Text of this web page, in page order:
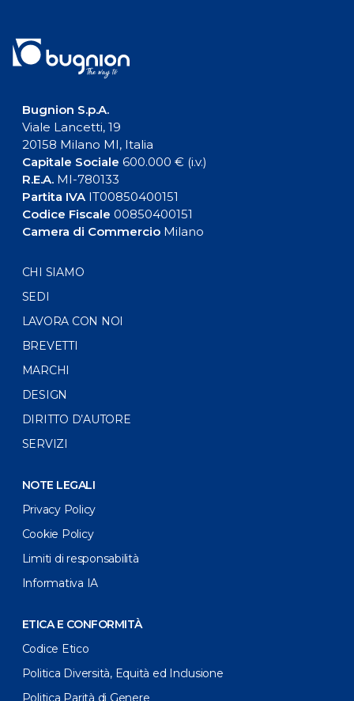
Bugnion S.p.A.
Viale Lancetti, 19
20158 Milano MI, Italia
Capitale Sociale 600.000 € (i.v.)
R.E.A.MI-780133
Partita IVAIT00850400151
Codice Fiscale 00850400151
Camera di CommercioMilano
CHI SIAMO
SEDI
LAVORA CON NOI
BREVETTI
MARCHI
DESIGN
DIRITTO D’AUTORE
SERVIZI
NOTE LEGALI
Privacy Policy
Cookie Policy
Limiti di responsabilità
Informativa IA
ETICA E CONFORMITÀ
Codice Etico
Politica Diversità, Equità ed Inclusione
Politica Parità di Genere